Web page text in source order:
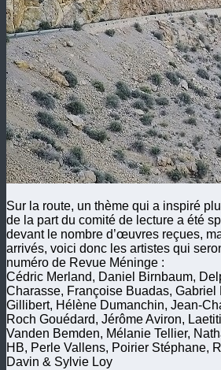
Sur la route, un thème qui a inspiré
de la part du comité de lecture a été
devant le nombre d’œuvres reçues,
arrivés, voici donc les artistes qui
numéro de Revue Méninge :
Cédric Merland, Daniel Birnbaum,
Charasse, Françoise Buadas, Gabriel
Gillibert, Hélène Dumanchin, Jean-
Roch Gouédard, Jérôme Aviron,
Vanden Bemden, Mélanie Tellier,
HB, Perle Vallens, Poirier Stéphane,
Davin & Sylvie Loy